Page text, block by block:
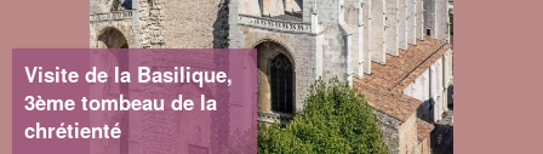
Visite de la Basilique,
3ème tombeau de la
chrétienté